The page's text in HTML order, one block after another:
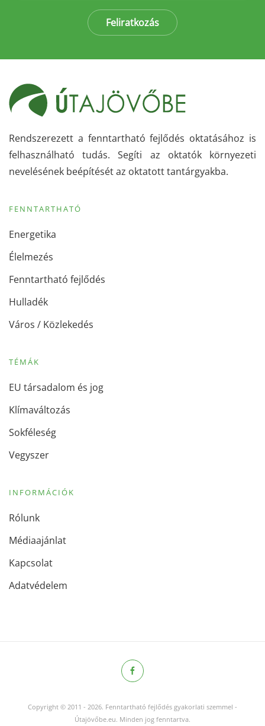
Feliratkozás
Rendszerezett a fenntartható fejlődés oktatásához is
felhasználható tudás. Segíti az oktatók környezeti
nevelésének beépítését az oktatott tantárgyakba.
FENNTARTHATÓ
Energetika
Élelmezés
Fenntartható fejlődés
Hulladék
Város / Közlekedés
TÉMÁK
EU társadalom és jog
Klímaváltozás
Sokféleség
Vegyszer
INFORMÁCIÓK
Rólunk
Médiaajánlat
Kapcsolat
Adatvédelem
Copyright © 2011 - 2026. Fenntartható fejlődés gyakorlati szemmel -
Útajövőbe.eu. Minden jog fenntartva.